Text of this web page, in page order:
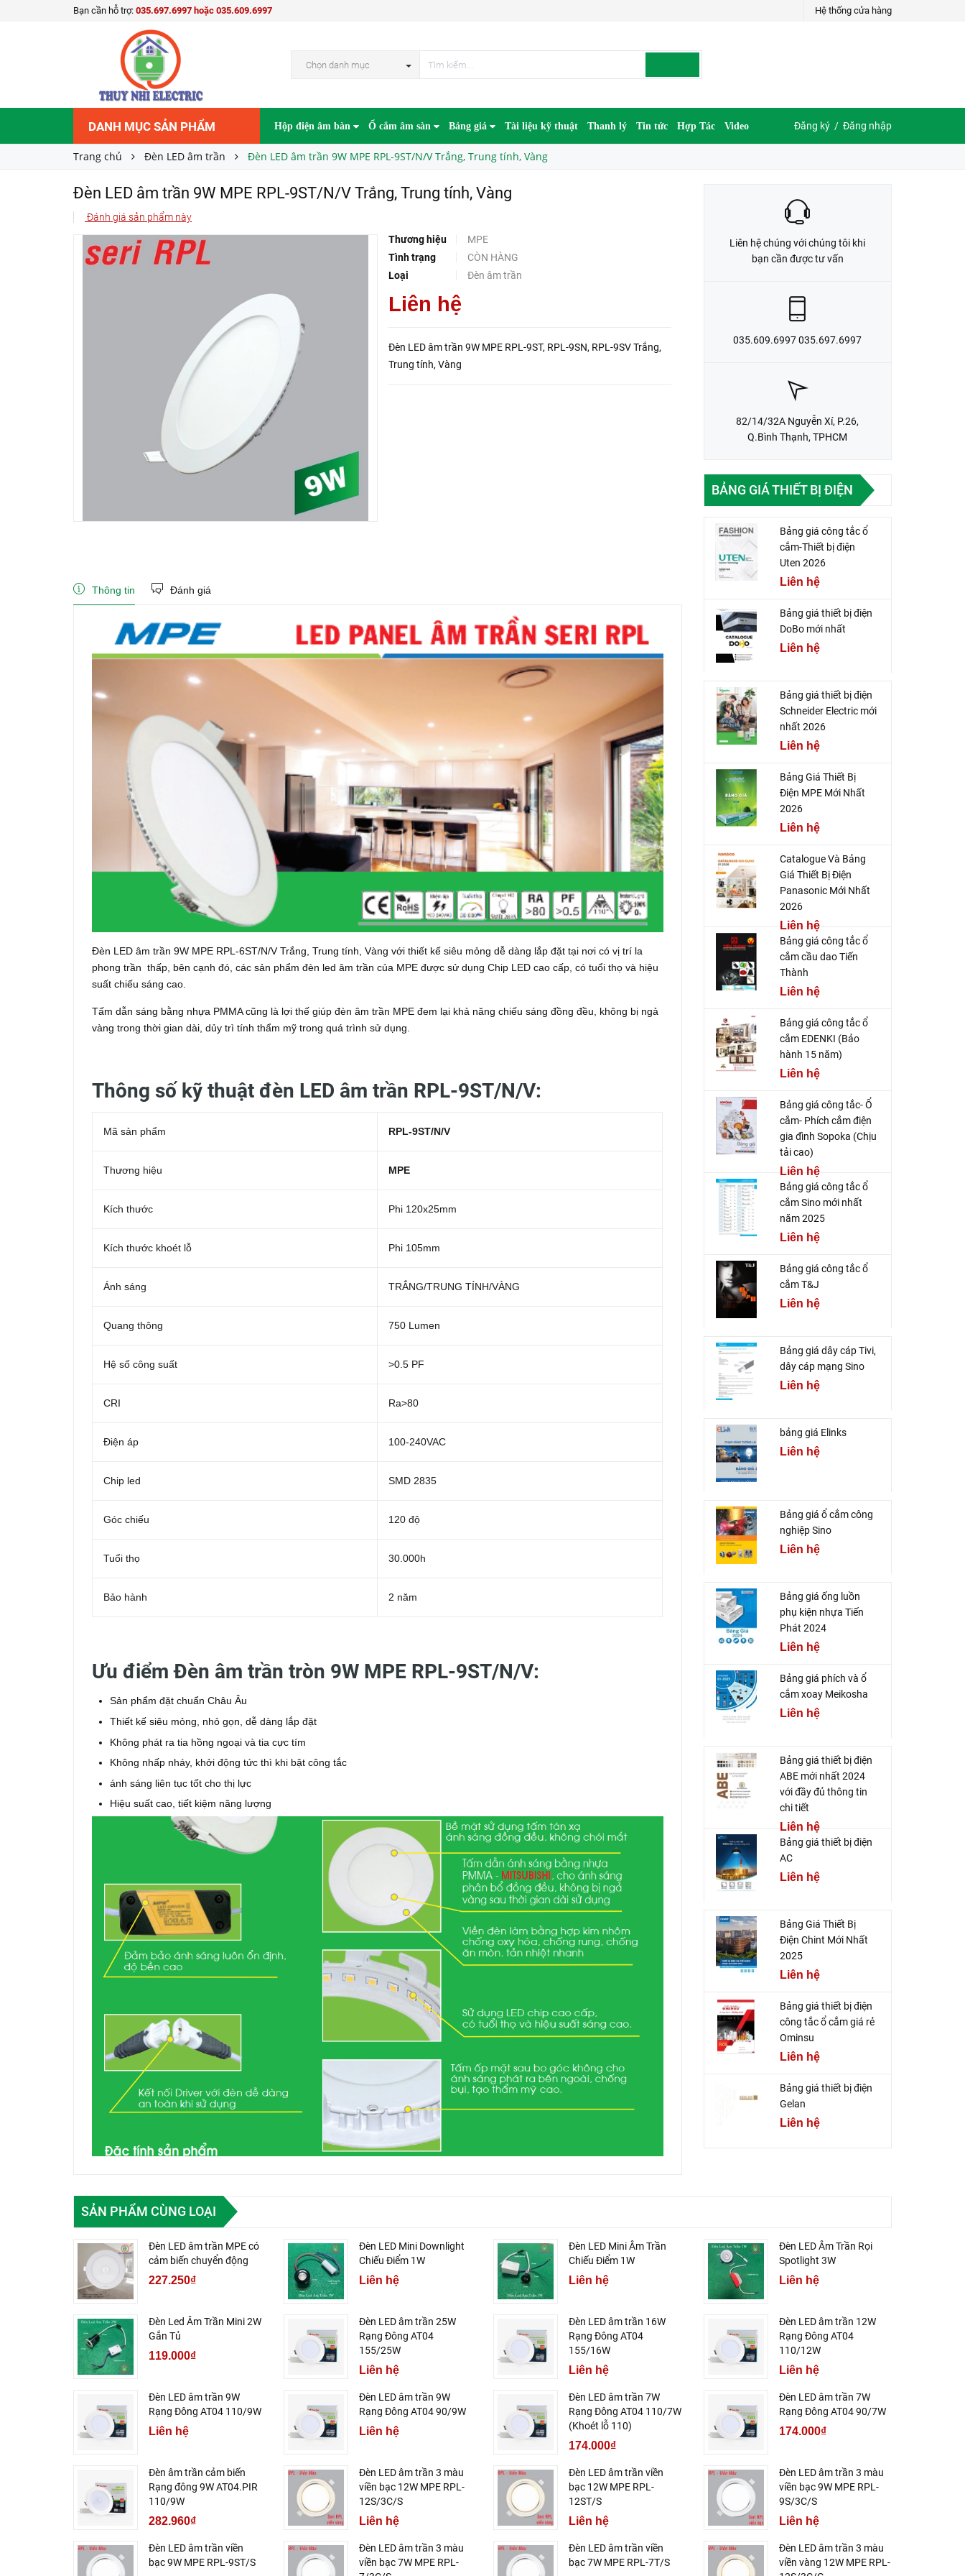
Bạn cần hỗ trợ: 035.697.6997 hoặc 035.609.6997 Hệ thống cửa hàng
Chọn danh mục
DANH MỤC SẢN PHẨM Hộp điện âm bàn Ổ cắm âm sàn Bảng giá Tài liệu kỹ thuật Thanh lý Tin tức Hợp Tác Video Đăng ký / Đăng nhập
Trang chủ Đèn LED âm trần Đèn LED âm trần 9W MPE RPL-9ST/N/V Trắng, Trung tính, Vàng
Đèn LED âm trần 9W MPE RPL-9ST/N/V Trắng, Trung tính, Vàng
Đánh giá sản phẩm này
Thương hiệu
MPE
Tình trạng
CÒN HÀNG
Loại
Đèn âm trần
Liên hệ
Đèn LED âm trần 9W MPE RPL-9ST, RPL-9SN, RPL-9SV Trắng,
Trung tính, Vàng
Đèn LED âm trần 9W MPE RPL-9ST/N/V Trắng, Trung tính, Vàng
Giá bán: Liên hệ
LIÊN HỆ ĐẶT HÀNG
Thông tin Đánh giá
Đèn LED âm trần 9W MPE RPL-6ST/N/V Trắng, Trung tính, Vàng với thiết kế siêu mỏng dễ dàng lắp đặt tại nơi có vị trí la
phong trần thấp, bên cạnh đó, các sản phẩm đèn led âm trần của MPE được sử dụng Chip LED cao cấp, có tuổi thọ và hiệu
suất chiếu sáng cao.
Tấm dẫn sáng bằng nhựa PMMA cũng là lợi thế giúp đèn âm trần MPE đem lại khả năng chiếu sáng đồng đều, không bị ngả
vàng trong thời gian dài, dủy trì tính thẩm mỹ trong quá trình sử dụng.
Thông số kỹ thuật đèn LED âm trần RPL-9ST/N/V:
Mã sản phẩm RPL-9ST/N/V
Thương hiệu MPE
Kích thước Phi 120x25mm
Kích thước khoét lỗ Phi 105mm
Ánh sáng TRẮNG/TRUNG TÍNH/VÀNG
Quang thông 750 Lumen
Hệ số công suất >0.5 PF
CRI Ra>80
Điện áp 100-240VAC
Chip led SMD 2835
Góc chiếu 120 độ
Tuổi thọ 30.000h
Bảo hành 2 năm
Ưu điểm Đèn âm trần tròn 9W MPE RPL-9ST/N/V:
Sản phẩm đặt chuẩn Châu Âu
Thiết kế siêu mỏng, nhỏ gọn, dễ dàng lắp đặt
Không phát ra tia hồng ngoại và tia cực tím
Không nhấp nháy, khởi động tức thì khi bật công tắc
ánh sáng liên tục tốt cho thị lực
Hiệu suất cao, tiết kiệm năng lượng
Liên hệ chúng với chúng tôi khi
bạn cần được tư vấn
035.609.6997 035.697.6997
82/14/32A Nguyễn Xí, P.26,
Q.Bình Thạnh, TPHCM
BẢNG GIÁ THIẾT BỊ ĐIỆN
Bảng giá công tắc ổ
cắm-Thiết bị điện
Uten 2026
Liên hệ
Bảng giá thiết bị điện
DoBo mới nhất
Liên hệ
Bảng giá thiết bị điện
Schneider Electric mới
nhất 2026
Liên hệ
Bảng Giá Thiết Bị
Điện MPE Mới Nhất
2026
Liên hệ
Catalogue Và Bảng
Giá Thiết Bị Điện
Panasonic Mới Nhất
2026
Liên hệ
Bảng giá công tắc ổ
cắm cầu dao Tiến
Thành
Liên hệ
Bảng giá công tắc ổ
cắm EDENKI (Bảo
hành 15 năm)
Liên hệ
Bảng giá công tắc- Ổ
cắm- Phích cắm điện
gia đình Sopoka (Chịu
tải cao)
Liên hệ
Bảng giá công tắc ổ
cắm Sino mới nhất
năm 2025
Liên hệ
Bảng giá công tắc ổ
cắm T&J
Liên hệ
Bảng giá dây cáp Tivi,
dây cáp mạng Sino
Liên hệ
bảng giá Elinks
Liên hệ
Bảng giá ổ cắm công
nghiệp Sino
Liên hệ
Bảng giá ống luồn
phụ kiện nhựa Tiến
Phát 2024
Liên hệ
Bảng giá phích và ổ
cắm xoay Meikosha
Liên hệ
Bảng giá thiết bị điện
ABE mới nhất 2024
với đầy đủ thông tin
chi tiết
Liên hệ
Bảng giá thiết bị điện
AC
Liên hệ
Bảng Giá Thiết Bị
Điện Chint Mới Nhất
2025
Liên hệ
Bảng giá thiết bị điện
công tắc ổ cắm giá rẻ
Ominsu
Liên hệ
Bảng giá thiết bị điện
Gelan
Liên hệ
SẢN PHẨM CÙNG LOẠI
Đèn LED âm trần MPE có
cảm biến chuyển động
227.250₫
Đèn LED Mini Downlight
Chiếu Điểm 1W
Liên hệ
Đèn LED Mini Âm Trần
Chiếu Điểm 1W
Liên hệ
Đèn LED Âm Trần Rọi
Spotlight 3W
Liên hệ
Đèn Led Âm Trần Mini 2W
Gắn Tủ
119.000₫
Đèn LED âm trần 25W
Rạng Đông AT04
155/25W
Liên hệ
Đèn LED âm trần 16W
Rạng Đông AT04
155/16W
Liên hệ
Đèn LED âm trần 12W
Rạng Đông AT04
110/12W
Liên hệ
Đèn LED âm trần 9W
Rạng Đông AT04 110/9W
Liên hệ
Đèn LED âm trần 9W
Rạng Đông AT04 90/9W
Liên hệ
Đèn LED âm trần 7W
Rạng Đông AT04 110/7W
(Khoét lỗ 110)
174.000₫
Đèn LED âm trần 7W
Rạng Đông AT04 90/7W
174.000₫
Đèn âm trần cảm biến
Rạng đông 9W AT04.PIR
110/9W
282.960₫
Đèn LED âm trần 3 màu
viền bạc 12W MPE RPL-
12S/3C/S
Liên hệ
Đèn LED âm trần viền
bạc 12W MPE RPL-
12ST/S
Liên hệ
Đèn LED âm trần 3 màu
viền bạc 9W MPE RPL-
9S/3C/S
Liên hệ
Đèn LED âm trần viền
bạc 9W MPE RPL-9ST/S
Đèn LED âm trần 3 màu
viền bạc 7W MPE RPL-
Đèn LED âm trần viền
bạc 7W MPE RPL-7T/S
Đèn LED âm trần 3 màu
viền vàng 12W MPE RPL-